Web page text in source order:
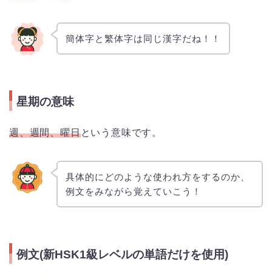
簡体字と繁体字は同じ漢字だね！！
星期の意味
週、週間、曜日という意味です。
具体的にどのような使われ方をするのか、
例文をみながら覚えていこう！
例文(新HSK1級レベルの単語だけを使用)